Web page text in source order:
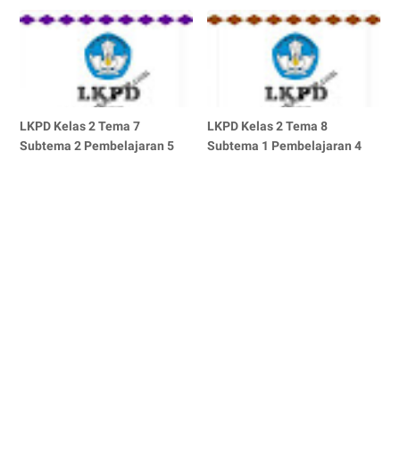
LKPD Kelas 2 Tema 7
Subtema 2 Pembelajaran 5
LKPD Kelas 2 Tema 8
Subtema 1 Pembelajaran 4